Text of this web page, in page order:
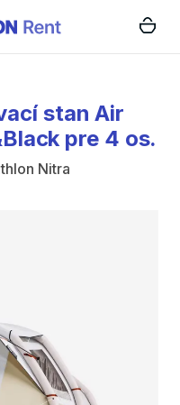
stan Air
pre 4 os.
Nitra